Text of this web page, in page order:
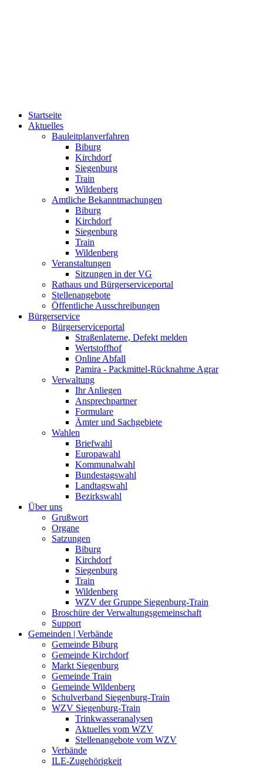
Startseite
Aktuelles
Bauleitplanverfahren
Biburg
Kirchdorf
Siegenburg
Train
Wildenberg
Amtliche Bekanntmachungen
Biburg
Kirchdorf
Siegenburg
Train
Wildenberg
Veranstaltungen
Sitzungen in der VG
Rathaus und Bürgerserviceportal
Stellenangebote
Öffentliche Ausschreibungen
Bürgerservice
Bürgerserviceportal
Straßenlaterne, Defekt melden
Wertstoffhof
Online Abfall
Pamira - Packmittel-Rücknahme Agrar
Verwaltung
Ihr Anliegen
Ansprechpartner
Formulare
Ämter und Sachgebiete
Wahlen
Briefwahl
Europawahl
Kommunalwahl
Bundestagswahl
Landtagswahl
Bezirkswahl
Über uns
Grußwort
Organe
Satzungen
Biburg
Kirchdorf
Siegenburg
Train
Wildenberg
WZV der Gruppe Siegenburg-Train
Broschüre der Verwaltungsgemeinschaft
Support
Gemeinden | Verbände
Gemeinde Biburg
Gemeinde Kirchdorf
Markt Siegenburg
Gemeinde Train
Gemeinde Wildenberg
Schulverband Siegenburg-Train
WZV Siegenburg-Train
Trinkwasseranalysen
Aktuelles vom WZV
Stellenangebote vom WZV
Verbände
ILE-Zugehörigkeit